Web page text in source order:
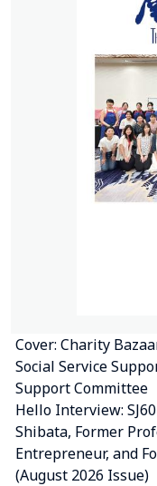
Cover: Charity
Social Service
Support Committee
Hello Interview:
Shibata, Former
Entrepreneur, and
(August 2026 Issue)